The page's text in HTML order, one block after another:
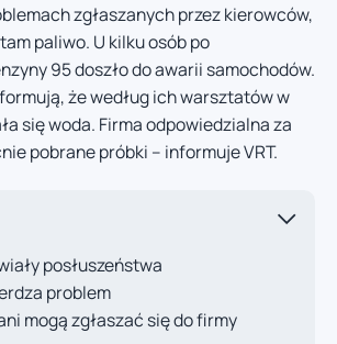
zgłaszanych przez kierowców,
paliwo. U kilku osób po
95 doszło do awarii samochodów.
że według ich warsztatów w
się woda. Firma odpowiedzialna za
pobrane próbki – informuje VRT.
posłuszeństwa
problem
mogą zgłaszać się do firmy